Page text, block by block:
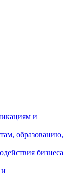
и
образованию,
бизнеса